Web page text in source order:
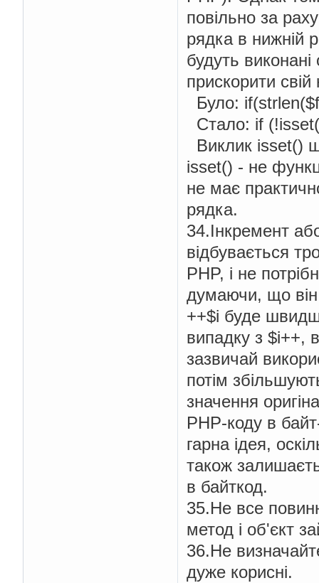
повільно за
рядка в нижній
будуть
прискорити
Було:
Стало: if
Виклик isset()
isset() - не
не має
рядка.
34.Інкремент
відбувається
PHP, і не
думаючи, що
++$i буде
випадку з $i++,
зазвичай
потім
значення
PHP-коду в
гарна ідея,
також
в байткод.
35.Не все
метод і об'єкт
36.Не
дуже корисні.